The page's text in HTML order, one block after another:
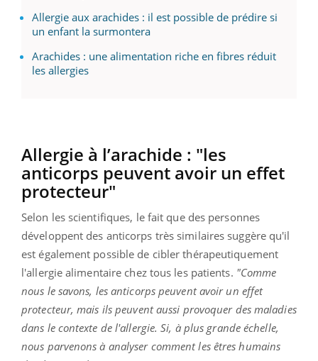
Allergie aux arachides : il est possible de prédire si
un enfant la surmontera
Arachides : une alimentation riche en fibres réduit
les allergies
Allergie à l’arachide : "les
anticorps peuvent avoir un effet
protecteur"
Selon les scientifiques, le fait que des personnes
développent des anticorps très similaires suggère qu'il
est également possible de cibler thérapeutiquement
l'allergie alimentaire chez tous les patients. "Comme
nous le savons, les anticorps peuvent avoir un effet
protecteur, mais ils peuvent aussi provoquer des maladies
dans le contexte de l'allergie. Si, à plus grande échelle,
nous parvenons à analyser comment les êtres humains